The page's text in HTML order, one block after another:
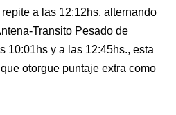
a las 12:12hs, alternando
Transito Pesado de
10:01hs y a las 12:45hs., esta
otorgue puntaje extra como